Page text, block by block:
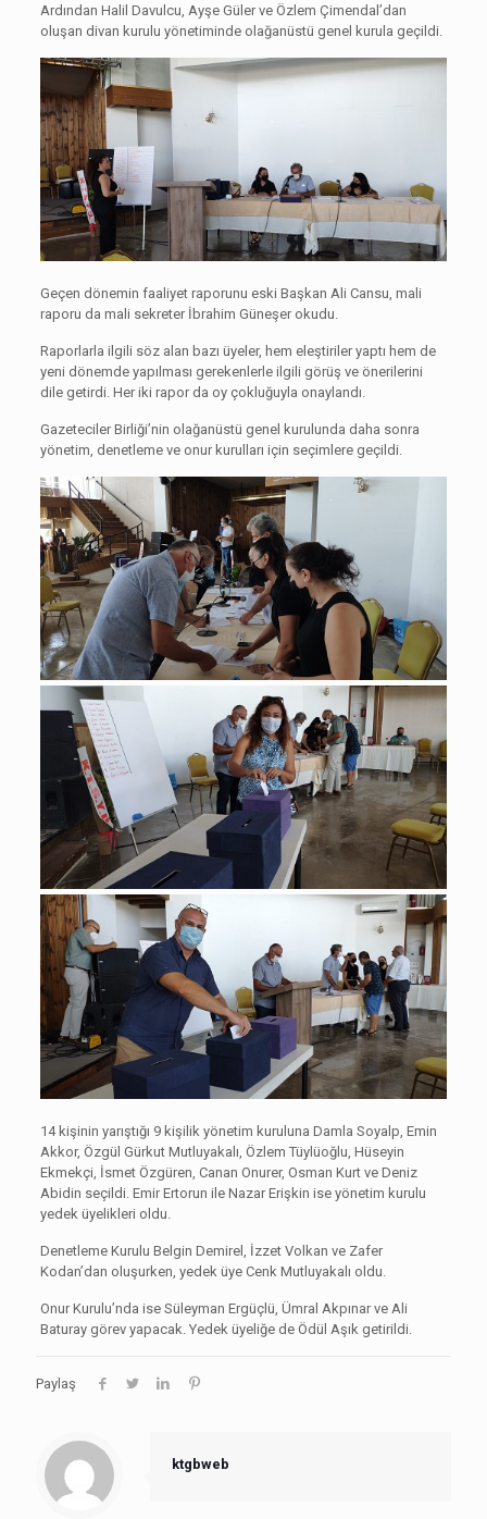
Ardından Halil Davulcu, Ayşe Güler ve Özlem Çimendal’dan
oluşan divan kurulu yönetiminde olağanüstü genel kurula geçildi.
Geçen dönemin faaliyet raporunu eski Başkan Ali Cansu, mali
raporu da mali sekreter İbrahim Güneşer okudu.
Raporlarla ilgili söz alan bazı üyeler, hem eleştiriler yaptı hem de
yeni dönemde yapılması gerekenlerle ilgili görüş ve önerilerini
dile getirdi. Her iki rapor da oy çokluğuyla onaylandı.
Gazeteciler Birliği’nin olağanüstü genel kurulunda daha sonra
yönetim, denetleme ve onur kurulları için seçimlere geçildi.
14 kişinin yarıştığı 9 kişilik yönetim kuruluna Damla Soyalp, Emin
Akkor, Özgül Gürkut Mutluyakalı, Özlem Tüylüoğlu, Hüseyin
Ekmekçi, İsmet Özgüren, Canan Onurer, Osman Kurt ve Deniz
Abidin seçildi. Emir Ertorun ile Nazar Erişkin ise yönetim kurulu
yedek üyelikleri oldu.
Denetleme Kurulu Belgin Demirel, İzzet Volkan ve Zafer
Kodan’dan oluşurken, yedek üye Cenk Mutluyakalı oldu.
Onur Kurulu’nda ise Süleyman Ergüçlü, Ümral Akpınar ve Ali
Baturay görev yapacak. Yedek üyeliğe de Ödül Aşık getirildi.
Paylaş
ktgbweb